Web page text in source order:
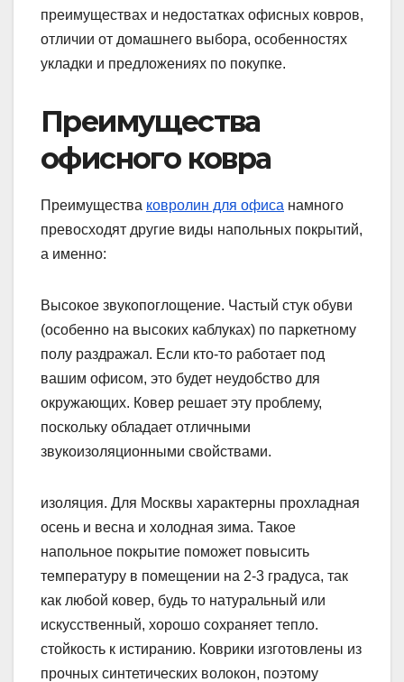
преимуществах и недостатках офисных ковров,
отличии от домашнего выбора, особенностях
укладки и предложениях по покупке.
Преимущества
офисного ковра
Преимущества ковролин для офиса намного
превосходят другие виды напольных покрытий,
а именно:
Высокое звукопоглощение. Частый стук обуви
(особенно на высоких каблуках) по паркетному
полу раздражал. Если кто-то работает под
вашим офисом, это будет неудобство для
окружающих. Ковер решает эту проблему,
поскольку обладает отличными
звукоизоляционными свойствами.
изоляция. Для Москвы характерны прохладная
осень и весна и холодная зима. Такое
напольное покрытие поможет повысить
температуру в помещении на 2-3 градуса, так
как любой ковер, будь то натуральный или
искусственный, хорошо сохраняет тепло.
стойкость к истиранию. Коврики изготовлены из
прочных синтетических волокон, поэтому